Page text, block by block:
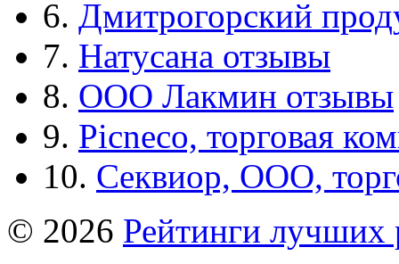
6. Дмитрогорский
7. Натусана отзывы
8. ООО Лакмин отзывы
9. Picneco, торговая
10. Секвиор, ООО,
© 2026 Рейтинги лучших